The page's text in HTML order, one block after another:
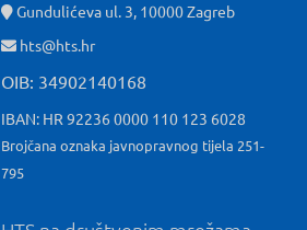
Gundulićeva ul. 3, 10000 Zagreb
hts@hts.hr
OIB: 34902140168
IBAN: HR 92236 0000 110 123 6028
Brojčana oznaka javnopravnog tijela 251-
795